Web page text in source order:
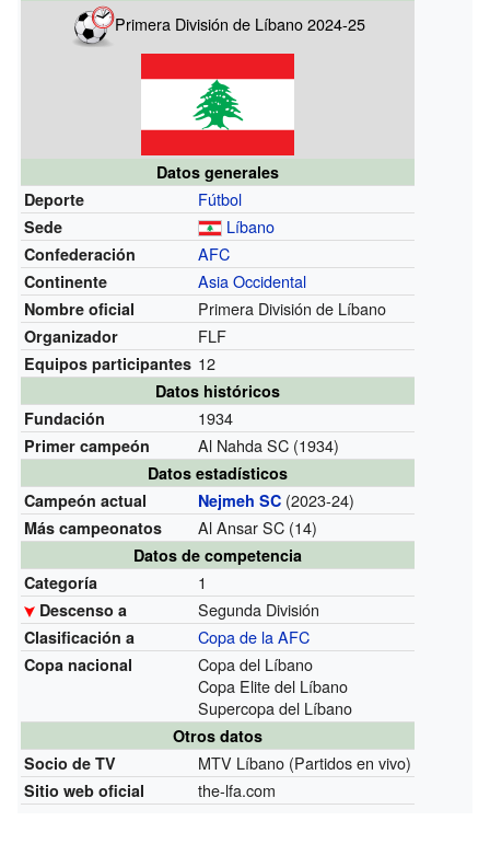
Primera División de Líbano 2024-25
Datos generales
Deporte
Fútbol
Sede Líbano
Confederación AFC
Continente Asia Occidental
Nombre oficial Primera División de Líbano
Organizador FLF
Equipos participantes 12
Datos históricos
Fundación
1934
Primer campeón Al Nahda SC (1934)
Datos estadísticos
Campeón actual
Nejmeh SC (2023-24)
Más campeonatos Al Ansar SC (14)
Datos de competencia
Categoría
1
Descenso a Segunda División
Clasificación a Copa de la AFC
Copa nacional
Copa del Líbano
Copa Elite del Líbano
Supercopa del Líbano
Otros datos
Socio de TV
MTV Líbano (Partidos en vivo)
Sitio web oficial the-lfa.com